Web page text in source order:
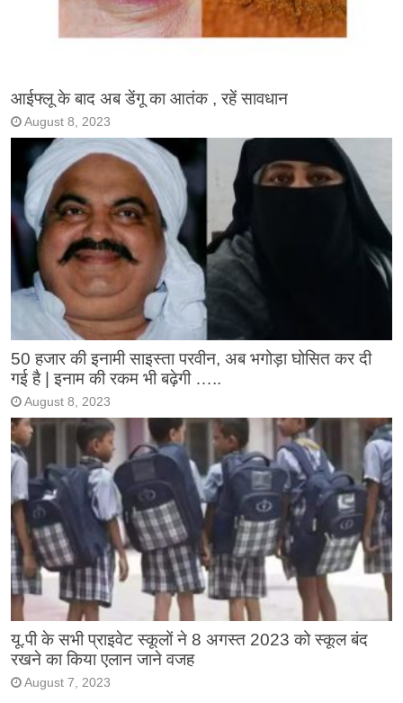
आईफ्लू के बाद अब डेंगू का आतंक , रहें सावधान
August 8, 2023
50 हजार की इनामी साइस्ता परवीन, अब भगोड़ा घोसित कर दी
गई है | इनाम की रकम भी बढ़ेगी …..
August 8, 2023
यू.पी के सभी प्राइवेट स्कूलों ने 8 अगस्त 2023 को स्कूल बंद
रखने का किया एलान जाने वजह
August 7, 2023